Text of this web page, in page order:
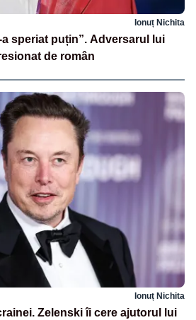
Ionuț Nichita
speriat puțin”. Adversarul lui
de român
Ionuț Nichita
Zelenski îi cere ajutorul lui